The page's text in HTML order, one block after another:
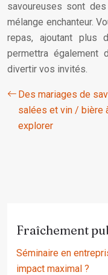
savoureuses sont
mélange enchanteur.
repas, ajoutant plus
permettra également
divertir vos invités.
Des mariages de
salées et vin / bière
explorer
Fraîchement
Séminaire en
impact maximal ?